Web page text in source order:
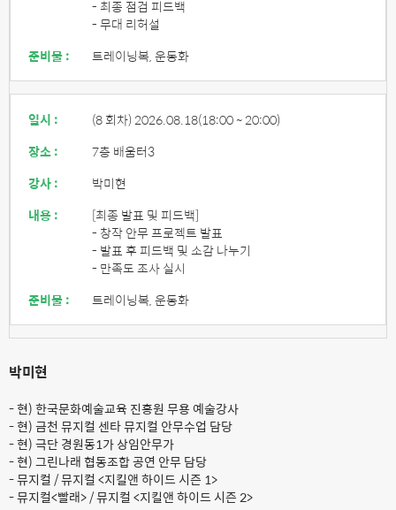
- 최종 점검 피드백
- 무대 리허설
준비물 :
트레이닝복, 운동화
일시 : (8 회차) 2026.08.18(18:00 ~ 20:00)
장소 :
7층 배움터3
강사 :
박미현
내용 :
[최종 발표 및 피드백]
- 창작 안무 프로젝트 발표
- 발표 후 피드백 및 소감 나누기
- 만족도 조사 실시
준비물 :
트레이닝복, 운동화
박미현
- 현) 한국문화예술교육 진흥원 무용 예술강사
- 현) 금천 뮤지컬 센타 뮤지컬 안무수업 담당
- 현) 극단 경원동1가 상임안무가
- 현) 그린나래 협동조합 공연 안무 담당
- 뮤지컬 / 뮤지컬 <지킬앤 하이드 시즌 1>
- 뮤지컬<빨래> / 뮤지컬 <지킬앤 하이드 시즌 2>